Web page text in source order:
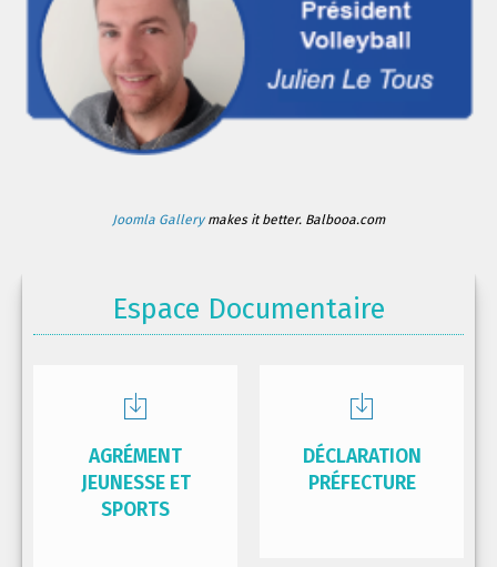
Joomla Gallerymakes it better. Balbooa.com
Espace Documentaire
AGRÉMENT
JEUNESSE ET
SPORTS
DÉCLARATION
PRÉFECTURE